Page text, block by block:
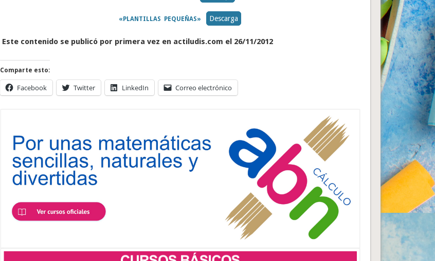
«PLANTILLAS PEQUEÑAS» Descarga
Este contenido se publicó por primera vez en actiludis.com el 26/11/2012
Comparte esto:
Facebook Twitter LinkedIn Correo electrónico